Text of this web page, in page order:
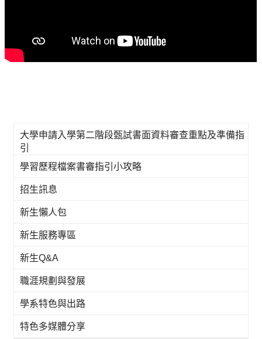
大學申請入學第二階段甄試書面資料審查重點及準備指
引
學習歷程檔案書審指引小攻略
招生訊息
新生懶人包
新生服務專區
新生Q&A
職涯規劃與發展
學系特色與出路
特色多媒體分享